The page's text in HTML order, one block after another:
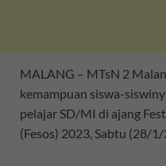
MALANG – MTsN 2
kemampuan siswa-
pelajar SD/MI di ajang
(Fesos) 2023, Sabtu (28/1/